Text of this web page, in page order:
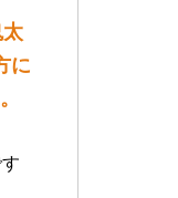
に